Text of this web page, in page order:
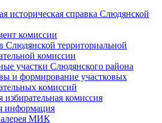
историческая справка Слюдянской
комиссии
Слюдянской территориальной
комиссии
участки Слюдянского района
и формирование участковых
комиссий
комиссия
информация
МИК